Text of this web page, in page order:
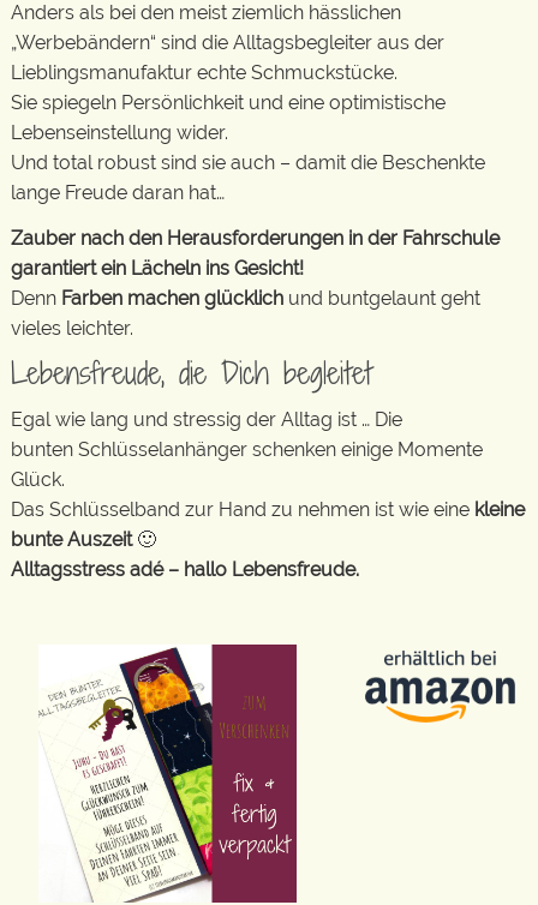
Anders als bei den meist ziemlich hässlichen
„Werbebändern“ sind die Alltagsbegleiter aus der
Lieblingsmanufaktur echte Schmuckstücke.
Sie spiegeln Persönlichkeit und eine optimistische
Lebenseinstellung wider.
Und total robust sind sie auch – damit die Beschenkte
lange Freude daran hat…
Zauber nach den Herausforderungen in der Fahrschule
garantiert ein Lächeln ins Gesicht!
Denn Farben machen glücklich und buntgelaunt geht
vieles leichter.
Lebensfreude, die Dich begleitet
Egal wie lang und stressig der Alltag ist … Die
bunten Schlüsselanhänger schenken einige Momente
Glück.
Das Schlüsselband zur Hand zu nehmen ist wie eine kleine
bunte Auszeit🙂
Alltagsstress adé – hallo Lebensfreude.